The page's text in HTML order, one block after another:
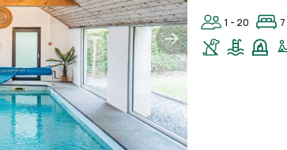
1 - 20 7